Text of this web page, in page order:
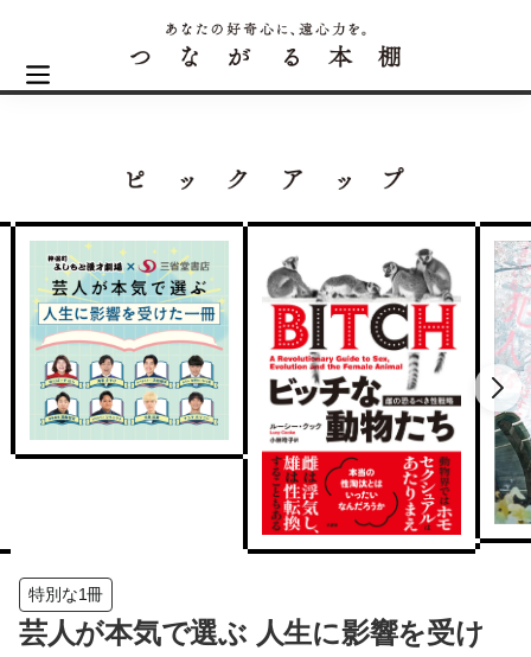
特別な1冊
芸人が本気で選ぶ 人生に影響を受け